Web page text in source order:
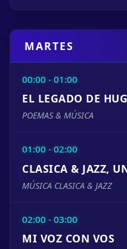
MARTES
00:00 - 01:00
EL LEGADO DE
POEMAS & MÚSICA
01:00 - 02:00
CLASICA & JAZZ,
MÚSICA CLASICA & JAZZ
02:00 - 03:00
MI VOZ CON VOS